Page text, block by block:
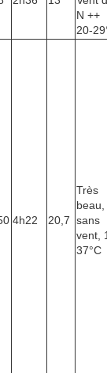
N ++
20-
4h22 20,7
Très
beau,
sans
vent,
37°C